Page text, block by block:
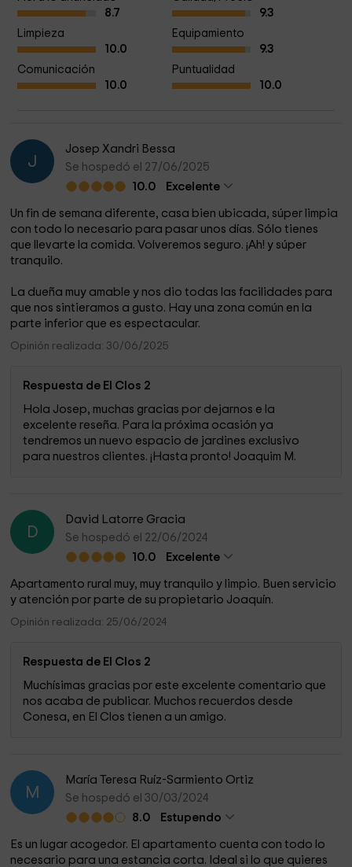
¿Que se puede hacer en los alrededores?
zona viene de la mano del verbo: Repetir.
Una vez en nuestra casa te recomendaremos lo mejor, tu
escoges, hay quien en una semana no tiene tiempo de
disfrutarlo de verlo todo.
Intentaremos adaptarnos a las necesidades de los clientes
antes de su llegada y durante los días que permanezcan en
nuestras instalaciones. Para ello, disponen de un dosier y
mapas con los puntos más destacables de toda la región.
8.7
9.3
Limpieza
10.0
Equipamiento
9.3
Comunicación
10.0
Puntualidad
10.0
J
Josep Xandri Bessa
Se hospedó el 27/06/2025
10.0
Excelente
Un fin de semana diferente, casa bien ubicada, súper limpia
con todo lo necesario para pasar unos días. Sólo tienes
que llevarte la comida. Volveremos seguro. ¡Ah! y súper
tranquilo.
La dueña muy amable y nos dio todas las facilidades para
que nos sintieramos a gusto. Hay una zona común en la
parte inferior que es espectacular.
Opinión realizada: 30/06/2025
Respuesta de El Clos 2
Hola Josep, muchas gracias por dejarnos e la
excelente reseña. Para la próxima ocasión ya
tendremos un nuevo espacio de jardines exclusivo
para nuestros clientes. ¡Hasta pronto! Joaquim M.
D
David Latorre Gracia
Se hospedó el 22/06/2024
10.0
Excelente
Apartamento rural muy, muy tranquilo y limpio. Buen servicio
y atención por parte de su propietario Joaquín.
Opinión realizada: 25/06/2024
Respuesta de El Clos 2
Muchísimas gracias por este excelente comentario que
nos acaba de publicar. Muchos recuerdos desde
Conesa, en El Clos tienen a un amigo.
M
María Teresa Ruíz-Sarmiento Ortiz
Se hospedó el 30/03/2024
8.0
Estupendo
Es un lugar acogedor. El apartamento cuenta con todo lo
necesario para una estancia corta. Ideal si lo que quieres